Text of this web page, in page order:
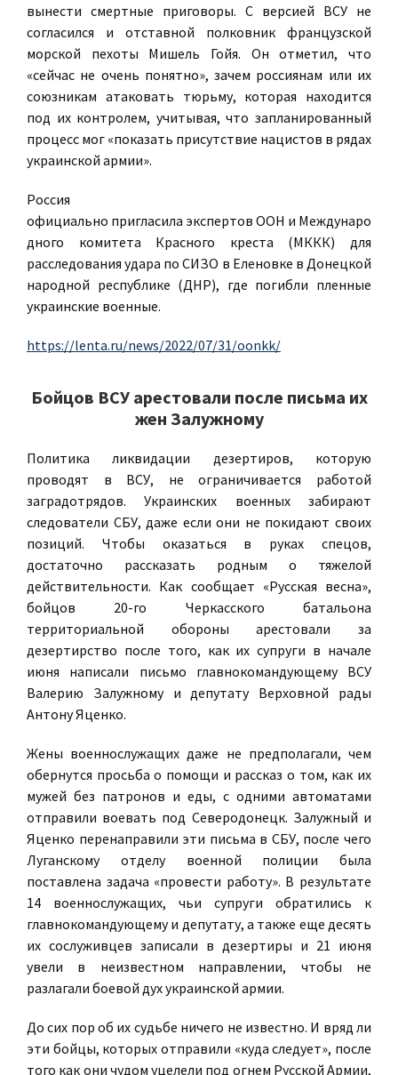
вынести смертные приговоры. C версией ВСУ не
согласился и отставной полковник французской
морской пехоты Мишель Гойя. Он отметил, что
«сейчас не очень понятно», зачем россиянам или их
союзникам атаковать тюрьму, которая находится
под их контролем, учитывая, что запланированный
процесс мог «показать присутствие нацистов в рядах
украинской армии».
Россия
официально пригласила экспертов ООН и Междунаро
дного комитета Красного креста (МККК) для
расследования удара по СИЗО в Еленовке в Донецкой
народной республике (ДНР), где погибли пленные
украинские военные.
https://lenta.ru/news/2022/07/31/oonkk/
Бойцов ВСУ арестовали после письма их
жен Залужному
Политика ликвидации дезертиров, которую
проводят в ВСУ, не ограничивается работой
заградотрядов. Украинских военных забирают
следователи СБУ, даже если они не покидают своих
позиций. Чтобы оказаться в руках спецов,
достаточно рассказать родным о тяжелой
действительности. Как сообщает «Русская весна»,
бойцов 20-го Черкасского батальона
территориальной обороны арестовали за
дезертирство после того, как их супруги в начале
июня написали письмо главнокомандующему ВСУ
Валерию Залужному и депутату Верховной рады
Антону Яценко.
Жены военнослужащих даже не предполагали, чем
обернутся просьба о помощи и рассказ о том, как их
мужей без патронов и еды, с одними автоматами
отправили воевать под Северодонецк. Залужный и
Яценко перенаправили эти письма в СБУ, после чего
Луганскому отделу военной полиции была
поставлена задача «провести работу». В результате
14 военнослужащих, чьи супруги обратились к
главнокомандующему и депутату, а также еще десять
их сослуживцев записали в дезертиры и 21 июня
увели в неизвестном направлении, чтобы не
разлагали боевой дух украинской армии.
До сих пор об их судьбе ничего не известно. И вряд ли
эти бойцы, которых отправили «куда следует», после
того как они чудом уцелели под огнем Русской Армии,